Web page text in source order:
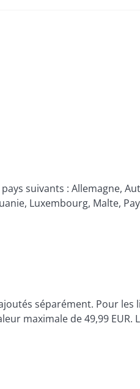
suivants : Allemagne,
Luxembourg, Malte,
séparément. Pour les
maximale de 49,99